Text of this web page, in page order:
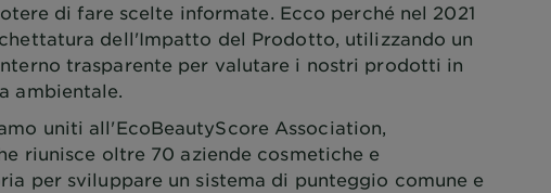
di fare scelte informate. Ecco perché nel 2021
dell'Impatto del Prodotto, utilizzando un
trasparente per valutare i nostri prodotti in
ambientale.
uniti all'EcoBeautyScore Association,
riunisce oltre 70 aziende cosmetiche e
per sviluppare un sistema di punteggio comune e